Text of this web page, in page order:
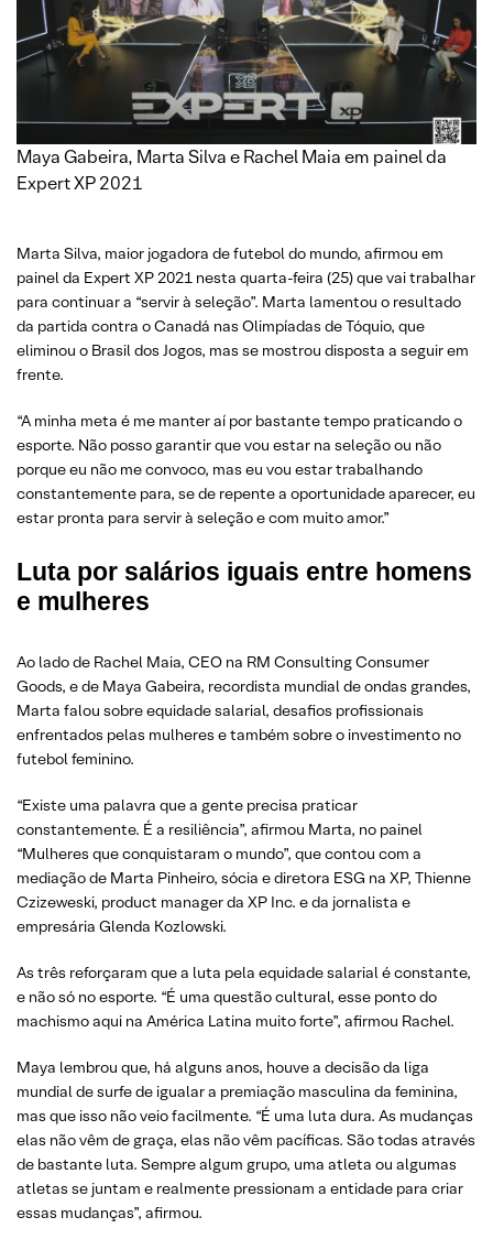
Maya Gabeira, Marta Silva e Rachel Maia em painel da
Expert XP 2021
Marta Silva, maior jogadora de futebol do mundo, afirmou em
painel da Expert XP 2021 nesta quarta-feira (25) que vai trabalhar
para continuar a “servir à seleção”. Marta lamentou o resultado
da partida contra o Canadá nas Olimpíadas de Tóquio, que
eliminou o Brasil dos Jogos, mas se mostrou disposta a seguir em
frente.
“A minha meta é me manter aí por bastante tempo praticando o
esporte. Não posso garantir que vou estar na seleção ou não
porque eu não me convoco, mas eu vou estar trabalhando
constantemente para, se de repente a oportunidade aparecer, eu
estar pronta para servir à seleção e com muito amor.”
Luta por salários iguais entre homens
e mulheres
Ao lado de Rachel Maia, CEO na RM Consulting Consumer
Goods, e de Maya Gabeira, recordista mundial de ondas grandes,
Marta falou sobre equidade salarial, desafios profissionais
enfrentados pelas mulheres e também sobre o investimento no
futebol feminino.
“Existe uma palavra que a gente precisa praticar
constantemente. É a resiliência”, afirmou Marta, no painel
“Mulheres que conquistaram o mundo”, que contou com a
mediação de Marta Pinheiro, sócia e diretora ESG na XP, Thienne
Czizeweski, product manager da XP Inc. e da jornalista e
empresária Glenda Kozlowski.
As três reforçaram que a luta pela equidade salarial é constante,
e não só no esporte. “É uma questão cultural, esse ponto do
machismo aqui na América Latina muito forte”, afirmou Rachel.
Maya lembrou que, há alguns anos, houve a decisão da liga
mundial de surfe de igualar a premiação masculina da feminina,
mas que isso não veio facilmente. “É uma luta dura. As mudanças
elas não vêm de graça, elas não vêm pacíficas. São todas através
de bastante luta. Sempre algum grupo, uma atleta ou algumas
atletas se juntam e realmente pressionam a entidade para criar
essas mudanças”, afirmou.